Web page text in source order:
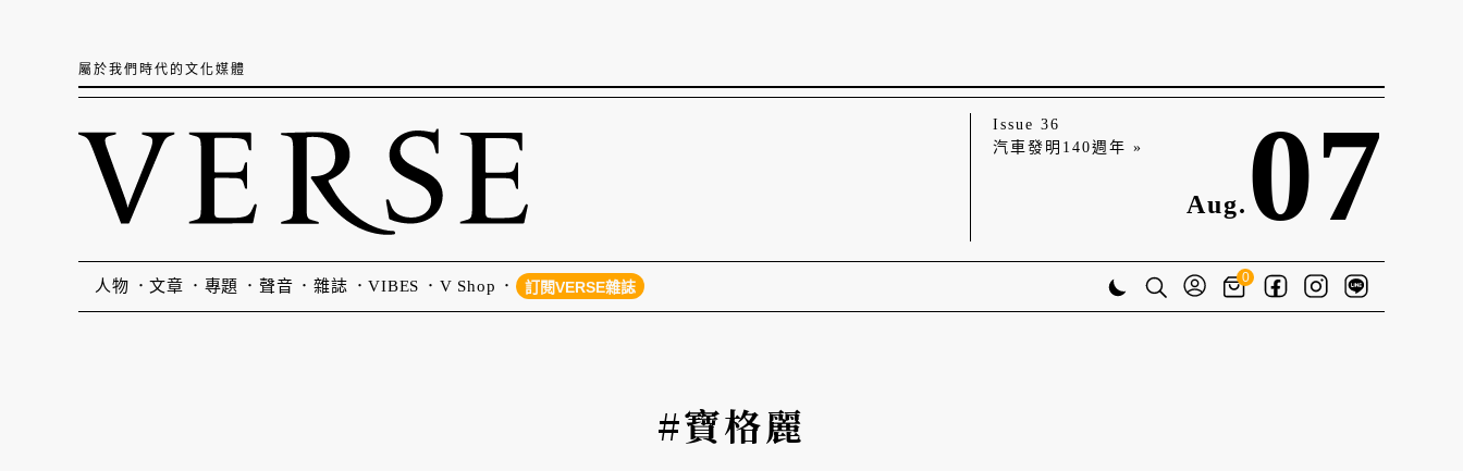
屬於我們時代的文化媒體
Issue 36
汽車發明140週年 »
Aug. 07
人物 文章 專題 聲音 雜誌 VIBES V Shop 訂閱VERSE雜誌
0
#寶格麗